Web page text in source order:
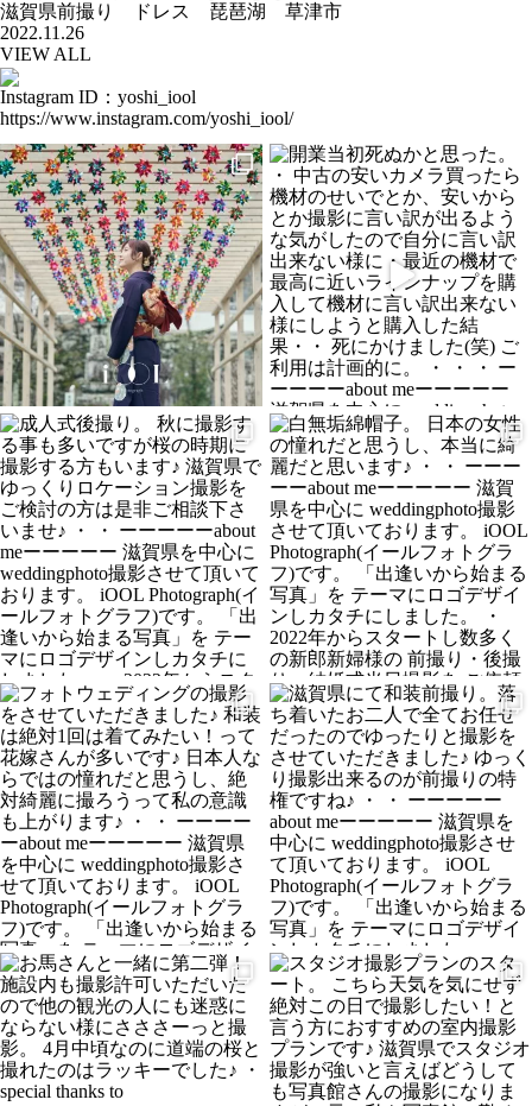
滋賀県前撮り ドレス 琵琶湖 草津市
2022.11.26
VIEW ALL
Instagram ID：yoshi_iool
https://www.instagram.com/yoshi_iool/